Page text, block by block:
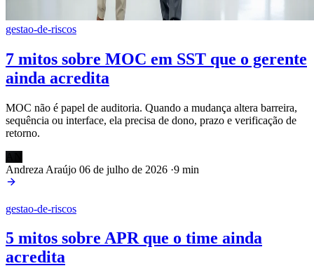
gestao-de-riscos
7 mitos sobre MOC em SST que o gerente
ainda acredita
MOC não é papel de auditoria. Quando a mudança altera barreira,
sequência ou interface, ela precisa de dono, prazo e verificação de
retorno.
Andreza Araújo 06 de julho de 2026 ·9 min
gestao-de-riscos
5 mitos sobre APR que o time ainda
acredita